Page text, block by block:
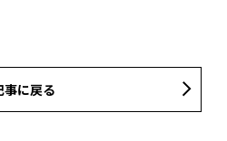
事に戻る